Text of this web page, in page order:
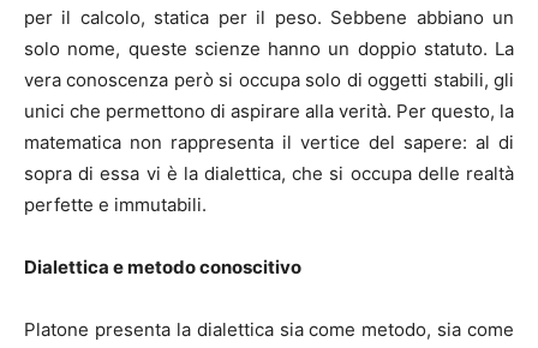
per il calcolo, statica per il peso. Sebbene abbiano un
solo nome, queste scienze hanno un doppio statuto. La
vera conoscenza però si occupa solo di oggetti stabili, gli
unici che permettono di aspirare alla verità. Per questo, la
matematica non rappresenta il vertice del sapere: al di
sopra di essa vi è la dialettica, che si occupa delle realtà
perfette e immutabili.
Dialettica e metodo conoscitivo
Platone presenta la dialettica sia come metodo, sia come